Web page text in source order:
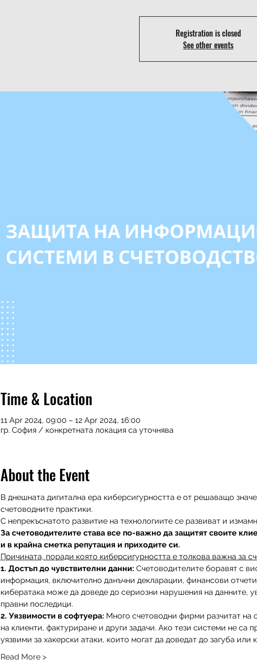
Registration is closed
See other events
Time & Location
11 Apr 2024, 09:00 – 12 Apr 2024, 16:00
гр. София / конкретната локация са уточнява
About the Event
В днешната дигитална ера киберсигурността е от решаващо
счетоводните практики.
С непрекъснатото развитие на технологиите се развиват и
За счетоводителите става все по-важно да защитят своите
и в крайна сметка репутация и приходите си.
Причината, поради която киберсигурността е толкова важна за
1. Достъп до чувствителни данни: Счетоводителите боравят с
информация, включително данъчни декларации, финансови
кибератака може да доведе до сериозни нарушения на данните,
правни последици.
2. Уязвимости в софтуера: Много счетоводни фирми разчитат на
на клиенти, фактуриране и други задачи. Ако тези системи не са
уязвими за хакерски атаки, които могат да доведат до загуба или
Read More >